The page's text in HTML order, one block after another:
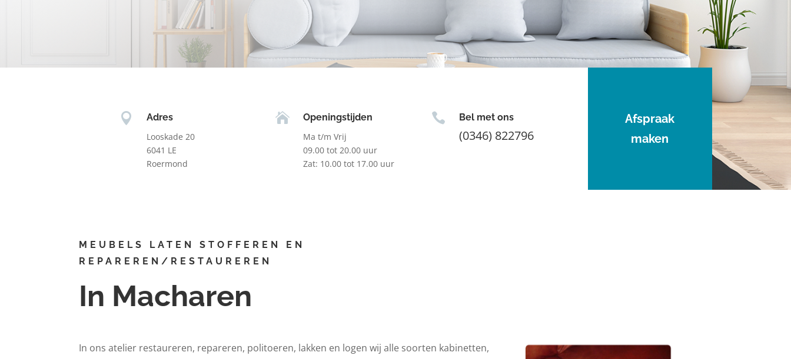

Adres
Looskade 20
6041 LE
Roermond

Openingstijden
Ma t/m Vrij
09.00 tot 20.00 uur
Zat: 10.00 tot 17.00 uur
 Bel met ons
(0346) 822796
Afspraak
maken
MEUBELS LATEN STOFFEREN EN
REPAREREN/RESTAUREREN
In Macharen
In ons atelier restaureren, repareren, politoeren, lakken en logen wij alle soorten kabinetten,